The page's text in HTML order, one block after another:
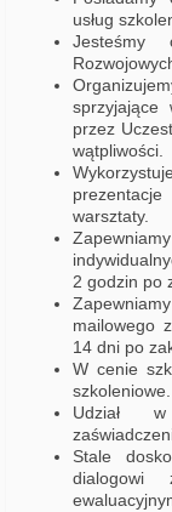
usług
Jesteśmy
sprzyjające
przez
wątpliwości.
warsztaty.
2 godzin po
mailowego
14 dni po
W cenie
szkoleniowe.
Udział
Stale
dialogowi